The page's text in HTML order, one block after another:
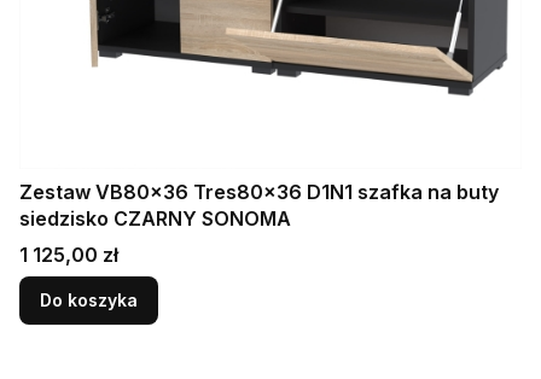
Zestaw VB80x36 Tres80x36 D1N1 szafka na buty
siedzisko CZARNY SONOMA
Cena
1 125,00 zł
Do koszyka